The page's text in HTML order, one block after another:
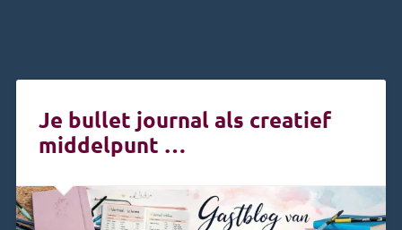
Je bullet journal als creatief
middelpunt …